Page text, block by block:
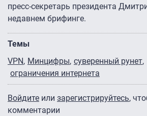
пресс-секретарь президента
недавнем брифинге.
Темы
VPN
Минцифры суверенный рунет
ограничения интернета
Войдите или зарегистрируйтесь,
комментарии